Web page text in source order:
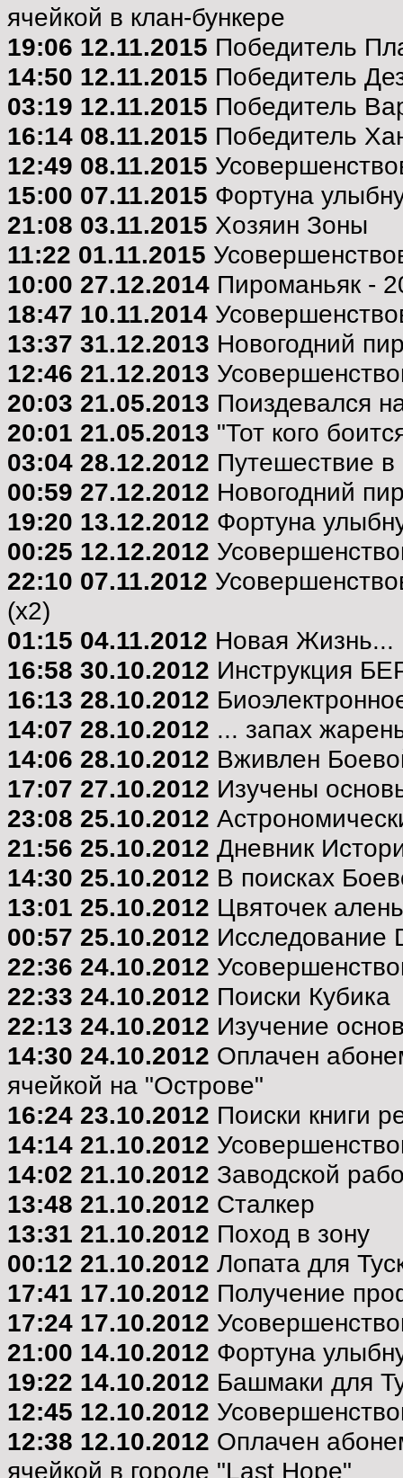
ячейкой в клан-бункере
19:06 12.11.2015 Победитель
14:50 12.11.2015 Победитель
03:19 12.11.2015 Победитель
16:14 08.11.2015 Победитель
12:49 08.11.2015
15:00 07.11.2015 Фортуна
21:08 03.11.2015 Хозяин Зоны
11:22 01.11.2015
10:00 27.12.2014Пироманьяк -
18:47 10.11.2014
13:37 31.12.2013 Новогодний
12:46 21.12.2013
20:03 21.05.2013 Поиздевался
20:01 21.05.2013 "Тот кого
03:04 28.12.2012 Путешествие в
00:59 27.12.2012 Новогодний
19:20 13.12.2012 Фортуна
00:25 12.12.2012
22:10 07.11.2012
(x2)
01:15 04.11.2012 Новая Жизнь...
16:58 30.10.2012 Инструкция
16:13 28.10.2012
14:07 28.10.2012 ... запах
14:06 28.10.2012 Вживлен
17:07 27.10.2012 Изучены
23:08 25.10.2012
21:56 25.10.2012 Дневник
14:30 25.10.2012 В поисках
13:01 25.10.2012 Цвяточек
00:57 25.10.2012 Исследование
22:36 24.10.2012
22:33 24.10.2012 Поиски Кубика
22:13 24.10.2012 Изучение
14:30 24.10.2012 Оплачен
ячейкой на "Острове"
16:24 23.10.2012 Поиски книги
14:14 21.10.2012
14:02 21.10.2012 Заводской
13:48 21.10.2012 Сталкер
13:31 21.10.2012 Поход в зону
00:12 21.10.2012 Лопата для
17:41 17.10.2012 Получение
17:24 17.10.2012
21:00 14.10.2012 Фортуна
19:22 14.10.2012 Башмаки для
12:45 12.10.2012
12:38 12.10.2012 Оплачен
ячейкой в городе "Last Hope"